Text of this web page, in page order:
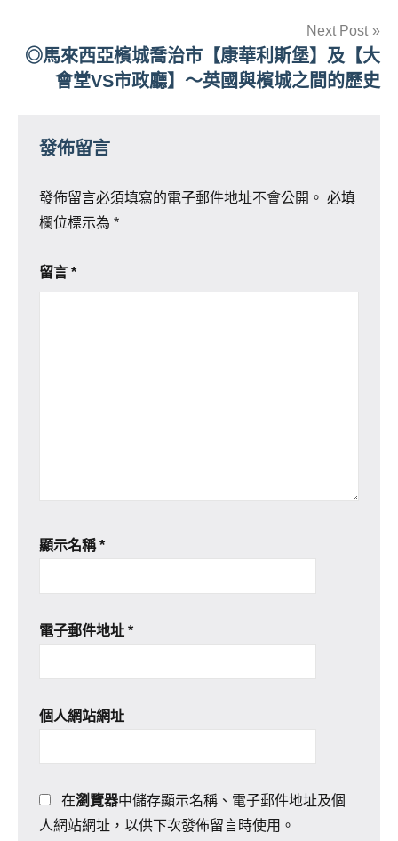
Next Post
◎馬來西亞檳城喬治市【康華利斯堡】及【大
會堂VS市政廳】～英國與檳城之間的歷史
發佈留言
發佈留言必須填寫的電子郵件地址不會公開。 必填
欄位標示為 *
留言 *
顯示名稱*
電子郵件地址 *
個人網站網址
在瀏覽器中儲存顯示名稱、電子郵件地址及個
人網站網址，以供下次發佈留言時使用。